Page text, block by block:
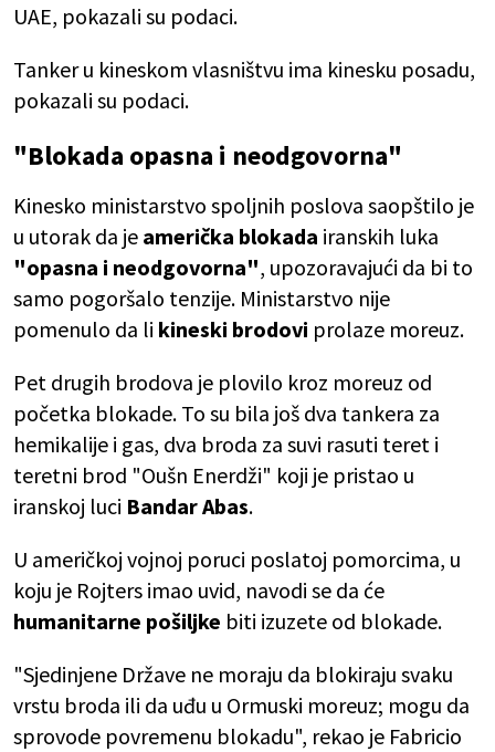
UAE, pokazali su podaci.
Tanker u kineskom vlasništvu ima kinesku posadu,
pokazali su podaci.
"Blokada opasna i neodgovorna"
Kinesko ministarstvo spoljnih poslova saopštilo je
u utorak da je američka blokada iranskih luka
"opasna i neodgovorna", upozoravajući da bi to
samo pogoršalo tenzije. Ministarstvo nije
pomenulo da li kineski brodovi prolaze moreuz.
Pet drugih brodova je plovilo kroz moreuz od
početka blokade. To su bila još dva tankera za
hemikalije i gas, dva broda za suvi rasuti teret i
teretni brod "Oušn Enerdži" koji je pristao u
iranskoj luci Bandar Abas.
U američkoj vojnoj poruci poslatoj pomorcima, u
koju je Rojters imao uvid, navodi se da će
humanitarne pošiljke biti izuzete od blokade.
"Sjedinjene Države ne moraju da blokiraju svaku
vrstu broda ili da uđu u Ormuski moreuz; mogu da
sprovode povremenu blokadu", rekao je Fabricio